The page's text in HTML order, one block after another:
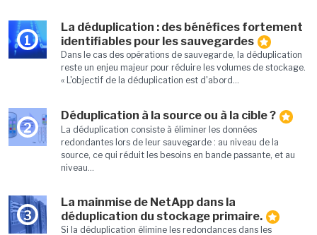
1
La déduplication : des bénéfices fortement
identifiables pour les sauvegardes
Dans le cas des opérations de sauvegarde, la déduplication
reste un enjeu majeur pour réduire les volumes de stockage.
« L'objectif de la déduplication est d'abord...
2
Déduplication à la source ou à la cible ?
La déduplication consiste à éliminer les données
redondantes lors de leur sauvegarde : au niveau de la
source, ce qui réduit les besoins en bande passante, et au
niveau...
3
La mainmise de NetApp dans la
déduplication du stockage primaire.
Si la déduplication élimine les redondances dans les